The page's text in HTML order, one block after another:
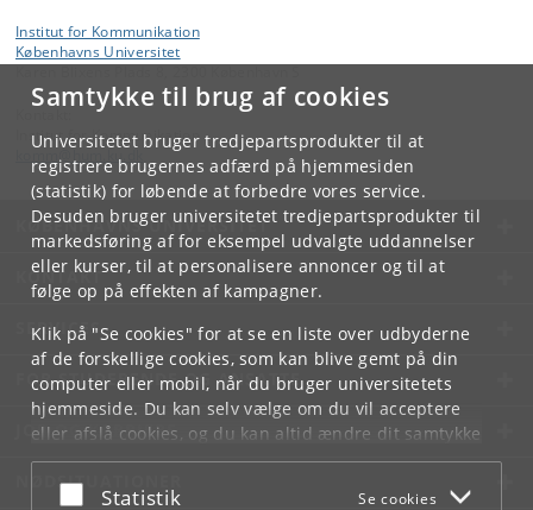
Samtykke til brug af cookies
Universitetet bruger tredjepartsprodukter til at
registrere brugernes adfærd på hjemmesiden
(statistik) for løbende at forbedre vores service.
Desuden bruger universitetet tredjepartsprodukter til
markedsføring af for eksempel udvalgte uddannelser
eller kurser, til at personalisere annoncer og til at
følge op på effekten af kampagner.
Klik på "Se cookies" for at se en liste over udbyderne
af de forskellige cookies, som kan blive gemt på din
computer eller mobil, når du bruger universitetets
hjemmeside. Du kan selv vælge om du vil acceptere
eller afslå cookies, og du kan altid ændre dit samtykke
underCookie- og privatlivspolitiksom du finder i
bunden af hver side.
Acceptér eller afslå
Statistik Se cookies
Institut for Kommunikation
Københavns Universitet
Institut for Kommunikation
KØBENHAVNS UNIVERSITET
KONTAKT
SERVICES
FOR STUDERENDE OG ANSATTE
JOB OG KARRIERE
NØDSITUATIONER